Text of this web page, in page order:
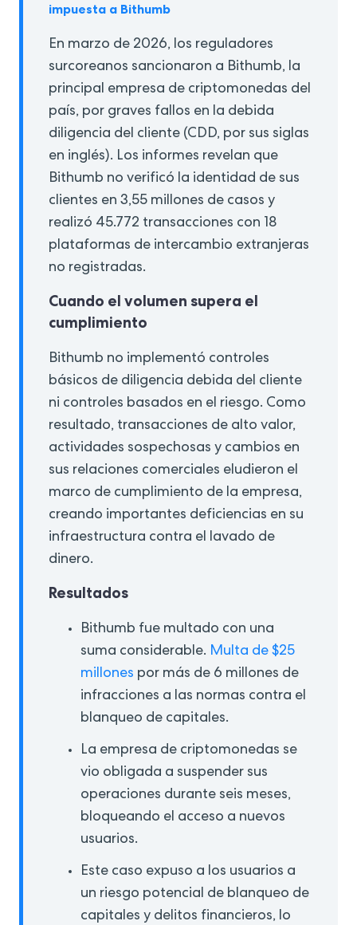
impuesta a Bithumb
En marzo de 2026, los reguladores
surcoreanos sancionaron a Bithumb, la
principal empresa de criptomonedas del
país, por graves fallos en la debida
diligencia del cliente (CDD, por sus siglas
en inglés). Los informes revelan que
Bithumb no verificó la identidad de sus
clientes en 3,55 millones de casos y
realizó 45.772 transacciones con 18
plataformas de intercambio extranjeras
no registradas.
Cuando el volumen supera el
cumplimiento
Bithumb no implementó controles
básicos de diligencia debida del cliente
ni controles basados en el riesgo. Como
resultado, transacciones de alto valor,
actividades sospechosas y cambios en
sus relaciones comerciales eludieron el
marco de cumplimiento de la empresa,
creando importantes deficiencias en su
infraestructura contra el lavado de
dinero.
Resultados
Bithumb fue multado con una
suma considerable. Multa de $25
millones por más de 6 millones de
infracciones a las normas contra el
blanqueo de capitales.
La empresa de criptomonedas se
vio obligada a suspender sus
operaciones durante seis meses,
bloqueando el acceso a nuevos
usuarios.
Este caso expuso a los usuarios a
un riesgo potencial de blanqueo de
capitales y delitos financieros, lo